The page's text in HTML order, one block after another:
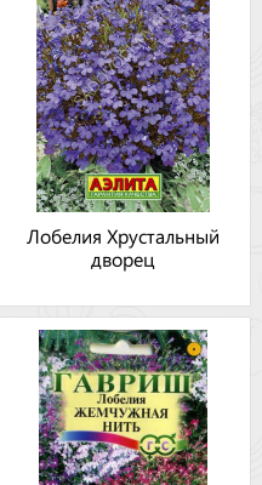
Лобелия Хрустальный
дворец